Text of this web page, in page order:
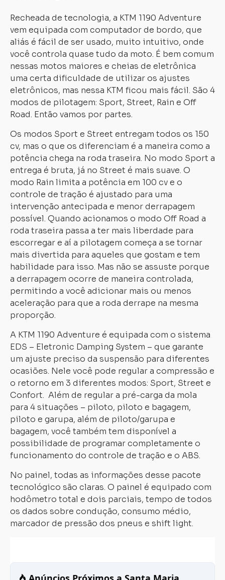
Recheada de tecnologia, a KTM 1190 Adventure
vem equipada com computador de bordo, que
aliás é fácil de ser usado, muito intuitivo, onde
você controla quase tudo da moto. É bem comum
nessas motos maiores e cheias de eletrônica
uma certa dificuldade de utilizar os ajustes
eletrônicos, mas nessa KTM ficou mais fácil. São 4
modos de pilotagem: Sport, Street, Rain e Off
Road. Então vamos por partes.
Os modos Sport e Street entregam todos os 150
cv, mas o que os diferenciam é a maneira como a
potência chega na roda traseira. No modo Sport a
entrega é bruta, já no Street é mais suave. O
modo Rain limita a potência em 100 cv e o
controle de tração é ajustado para uma
intervenção antecipada e menor derrapagem
possível. Quando acionamos o modo Off Road a
roda traseira passa a ter mais liberdade para
escorregar e aí a pilotagem começa a se tornar
mais divertida para aqueles que gostam e tem
habilidade para isso. Mas não se assuste porque
a derrapagem ocorre de maneira controlada,
permitindo a você adicionar mais ou menos
aceleração para que a roda derrape na mesma
proporção.
A KTM 1190 Adventure é equipada com o sistema
EDS – Eletronic Damping System – que garante
um ajuste preciso da suspensão para diferentes
ocasiões. Nele você pode regular a compressão e
o retorno em 3 diferentes modos: Sport, Street e
Confort. Além de regular a pré-carga da mola
para 4 situações – piloto, piloto e bagagem,
piloto e garupa, além de piloto/garupa e
bagagem, você também tem disponível a
possibilidade de programar completamente o
funcionamento do controle de tração e o ABS.
No painel, todas as informações desse pacote
tecnológico são claras. O painel é equipado com
hodômetro total e dois parciais, tempo de todos
os dados sobre condução, consumo médio,
marcador de pressão dos pneus e shift light.